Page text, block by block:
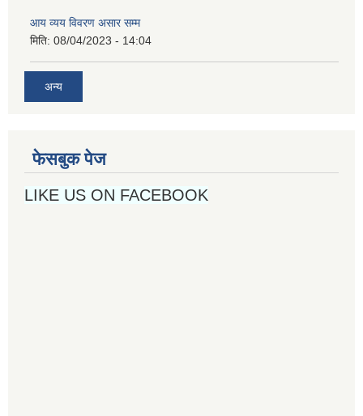
आय व्यय विवरण असार सम्म
मिति: 08/04/2023 - 14:04
अन्य
फेसबुक पेज
LIKE US ON FACEBOOK